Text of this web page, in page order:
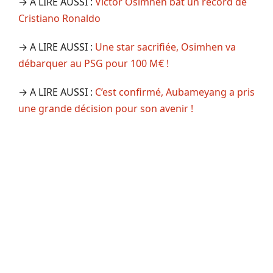
Cristiano Ronaldo
→ A LIRE AUSSI : Une star sacrifiée, Osimhen va
débarquer au PSG pour 100 M€ !
→ A LIRE AUSSI : C’est confirmé, Aubameyang a pris
une grande décision pour son avenir !